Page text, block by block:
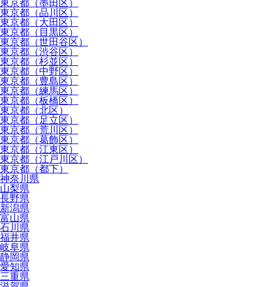
東京都（墨田区）
東京都（品川区）
東京都（大田区）
東京都（目黒区）
東京都（世田谷区）
東京都（渋谷区）
東京都（杉並区）
東京都（中野区）
東京都（豊島区）
東京都（練馬区）
東京都（板橋区）
東京都（北区）
東京都（足立区）
東京都（荒川区）
東京都（葛飾区）
東京都（江東区）
東京都（江戸川区）
東京都（都下）
神奈川県
山梨県
長野県
新潟県
富山県
石川県
福井県
岐阜県
静岡県
愛知県
三重県